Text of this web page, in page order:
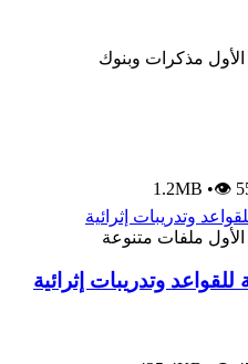
مذكرات وبنوك
1.2MB •👁
ملفات متنوعة
وتدريبات إثرائية